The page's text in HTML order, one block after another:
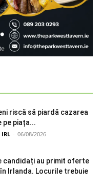
riscă să piardă cazarea
pe piața...
- 06/08/2026
candidați au primit oferte
Irlanda. Locurile trebuie